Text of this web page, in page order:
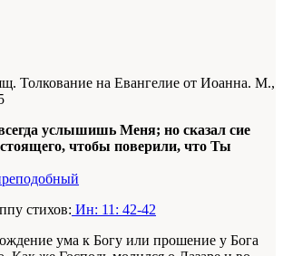
Толкование на Евангелие от Иоанна. М.,
услышишь Меня; но сказал сие
стоящего, чтобы поверили, что Ты
стихов: Ин: 11: 42-42
ума к Богу или прошение у Бога